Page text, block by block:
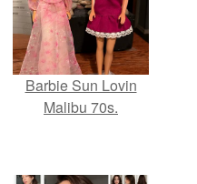
Barbie Sun Lovin
Malibu 70s.